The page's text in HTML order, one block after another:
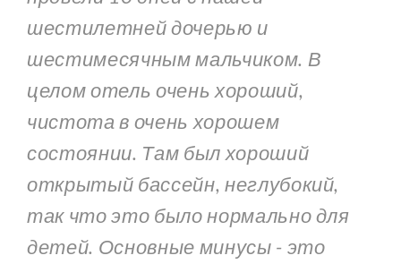
шестилетней дочерью и
шестимесячным мальчиком. В
целом отель очень хороший,
чистота в очень хорошем
состоянии. Там был хороший
открытый бассейн, неглубокий,
так что это было нормально для
детей. Основные минусы - это